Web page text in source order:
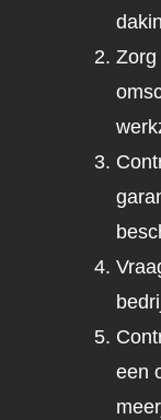
Zorg
een